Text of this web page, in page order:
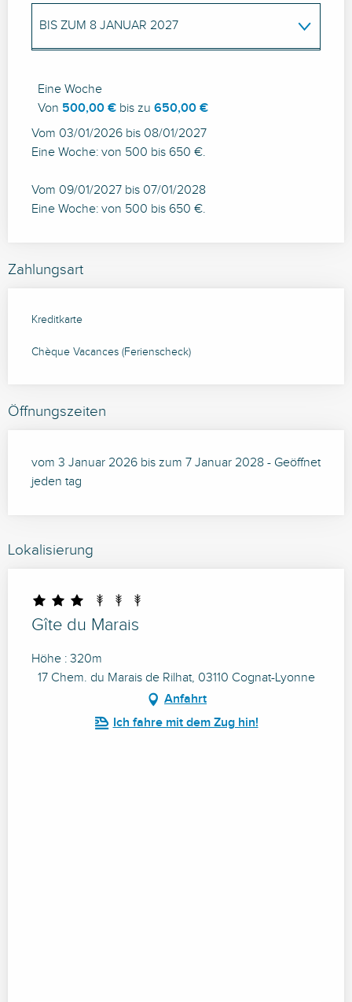
BIS ZUM 8 JANUAR 2027
Eine Woche
Von 500,00 € bis zu 650,00 €
Vom 03/01/2026 bis 08/01/2027
Eine Woche: von 500 bis 650 €.
Vom 09/01/2027 bis 07/01/2028
Eine Woche: von 500 bis 650 €.
Zahlungsart
Kreditkarte
Chèque Vacances (Ferienscheck)
Öffnungszeiten
vom 3 Januar 2026 bis zum 7 Januar 2028 - Geöffnet
jeden tag
Lokalisierung
Gîte du Marais
Höhe : 320m
17 Chem. du Marais de Rilhat, 03110 Cognat-Lyonne
Anfahrt
Ich fahre mit dem Zug hin!